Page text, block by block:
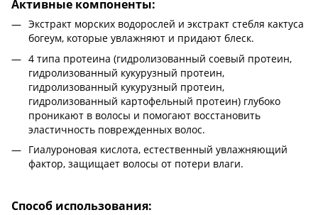
Активные компоненты:
Экстракт морских водорослей и экстракт стебля кактуса
богеум, которые увлажняют и придают блеск.
4 типа протеина (гидролизованный соевый протеин,
гидролизованный кукурузный протеин,
гидролизованный кукурузный протеин,
гидролизованный картофельный протеин) глубоко
проникают в волосы и помогают восстановить
эластичность поврежденных волос.
Гиалуроновая кислота, естественный увлажняющий
фактор, защищает волосы от потери влаги.
Способ использования: